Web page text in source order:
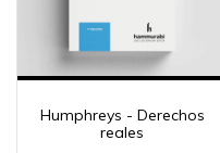
Humphreys - Derechos
reales